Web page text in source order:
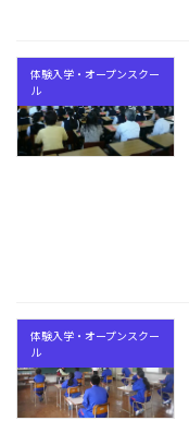
体験入学・オープンスクー
ル
体験入学・オープンスクー
ル